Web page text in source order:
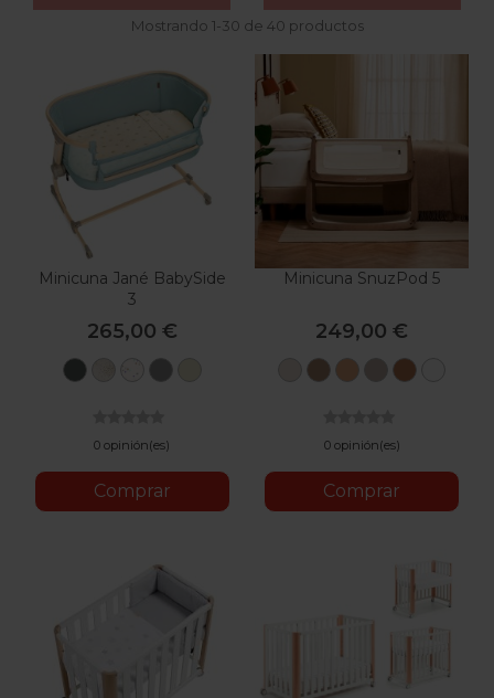
Mostrando 1-30 de 40 productos
Minicuna Jané BabySide
3
265,00 €
U78
U65U90
0 opinión(es)
Comprar
Minicuna SnuzPod 5
249,00 €
Cashmere
MochaNaturalPebble
0 opinión(es)
Comprar